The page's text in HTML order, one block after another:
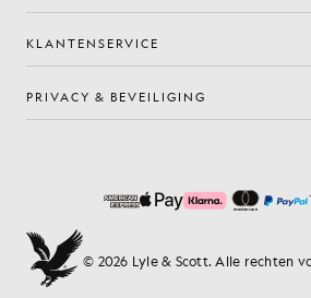
KLANTENSERVICE
PRIVACY & BEVEILIGING
© 2026 Lyle & Scott. Alle rechten